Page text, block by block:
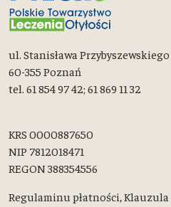
ul. Stanisława Przybyszewskiego
60-355 Poznań
tel. 61 854 97 42; 61 869 11 32
KRS 0000887650
NIP 7812018471
REGON 388354556
Regulaminu płatności, Klauzula